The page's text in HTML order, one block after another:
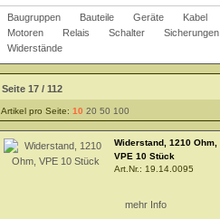
Baugruppen Bauteile Geräte
Kabel
Motoren
Relais Schalter
Sicherungen
Widerstände
Seite 17 / 112
Artikel pro Seite: 10 20 50 100
Widerstand, 1210 Ohm,
VPE 10 Stück
Art.Nr.: 19.14.0095
mehr Info